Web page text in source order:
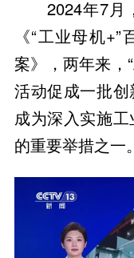
2024年7月
《“工业母机
案》，两年来，
活动促成一批创
成为深入实施
的重要举措之一。